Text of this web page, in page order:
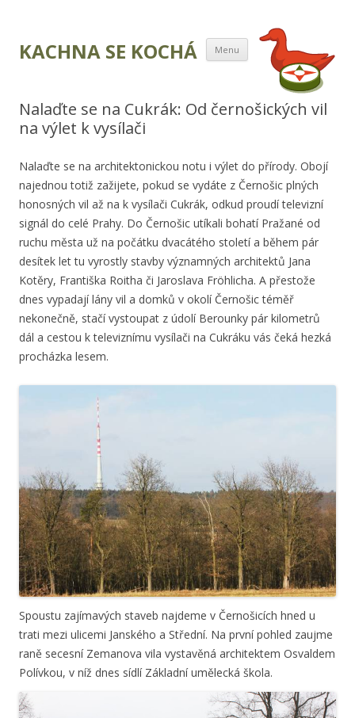
KACHNA SE KOCHÁ Menu Přejít k obsahu
webu
Nalaďte se na Cukrák: Od černošických vil
na výlet k vysílači
Nalaďte se na architektonickou notu i výlet do přírody. Obojí
najednou totiž zažijete, pokud se vydáte z Černošic plných
honosných vil až na k vysílači Cukrák, odkud proudí televizní
signál do celé Prahy. Do Černošic utíkali bohatí Pražané od
ruchu města už na počátku dvacátého století a během pár
desítek let tu vyrostly stavby významných architektů Jana
Kotěry, Františka Roitha či Jaroslava Fröhlicha. A přestože
dnes vypadají lány vil a domků v okolí Černošic téměř
nekonečně, stačí vystoupat z údolí Berounky pár kilometrů
dál a cestou k televiznímu vysílači na Cukráku vás čeká hezká
procházka lesem.
Spoustu zajímavých staveb najdeme v Černošicích hned u
trati mezi ulicemi Janského a Střední. Na první pohled zaujme
raně secesní Zemanova vila vystavěná architektem Osvaldem
Polívkou, v níž dnes sídlí Základní umělecká škola.